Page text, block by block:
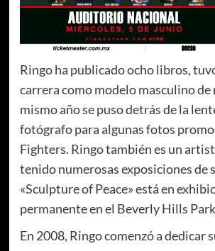
Ringo ha publicado ocho libros,
carrera como modelo masculino de
mismo año se puso detrás de la
fotógrafo para algunas fotos
Fighters. Ringo también es un
tenido numerosas exposiciones de
«Sculpture of Peace» está en
permanente en el Beverly Hills
En 2008, Ringo comenzó a dedicar